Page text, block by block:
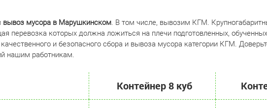
вывоз мусора в Марушкинском. В том числе, вывозим КГМ.
перевозка которых должна ложиться на плечи подготовленных,
качественного и безопасного сбора и вывоза мусора категории КГМ.
нашим работникам.
Контейнер 8 куб